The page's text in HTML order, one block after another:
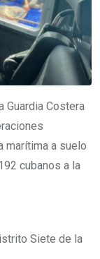
a
l
Guardia Costera
marítima a suelo
cubanos a la
Siete de la